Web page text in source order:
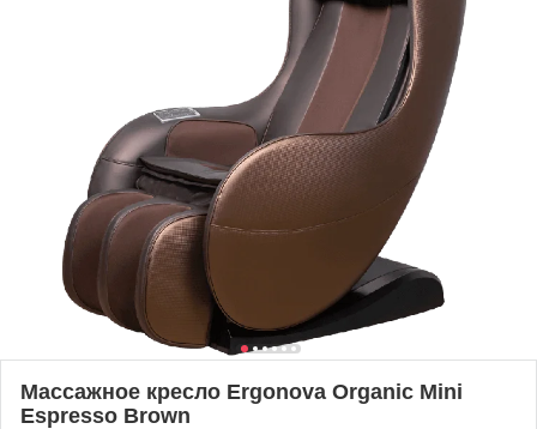
Массажное кресло Ergonova Organic Mini
Espresso Brown